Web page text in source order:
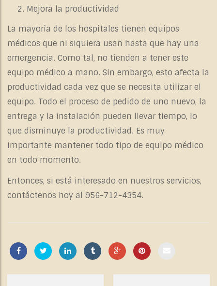
Mejora la productividad
La mayoría de los hospitales tienen equipos
médicos que ni siquiera usan hasta que hay una
emergencia. Como tal, no tienden a tener este
equipo médico a mano. Sin embargo, esto afecta la
productividad cada vez que se necesita utilizar el
equipo. Todo el proceso de pedido de uno nuevo, la
entrega y la instalación pueden llevar tiempo, lo
que disminuye la productividad. Es muy
importante mantener todo tipo de equipo médico
en todo momento.
Entonces, si está interesado en nuestros servicios,
contáctenos hoy al 956-712-4354.